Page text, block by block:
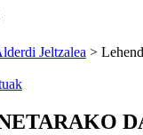
Jeltzalea >